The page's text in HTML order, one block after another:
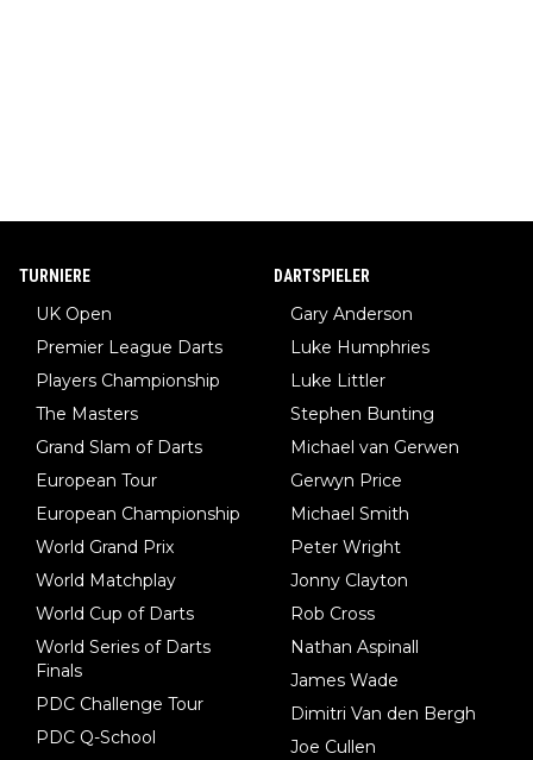
TURNIERE
UK Open
Premier League Darts
Players Championship
The Masters
Grand Slam of Darts
European Tour
European Championship
World Grand Prix
World Matchplay
World Cup of Darts
World Series of Darts
Finals
PDC Challenge Tour
PDC Q-School
DARTSPIELER
Gary Anderson
Luke Humphries
Luke Littler
Stephen Bunting
Michael van Gerwen
Gerwyn Price
Michael Smith
Peter Wright
Jonny Clayton
Rob Cross
Nathan Aspinall
James Wade
Dimitri Van den Bergh
Joe Cullen